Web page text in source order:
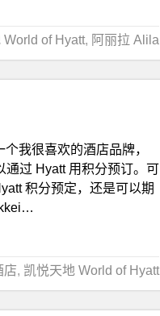
World of Hyatt, 阿丽拉 Alila
我很喜欢的酒店品牌，
通过 Hyatt 用积分预订。可
积分预定，还是可以期
店, 凯悦天地 World of Hyatt